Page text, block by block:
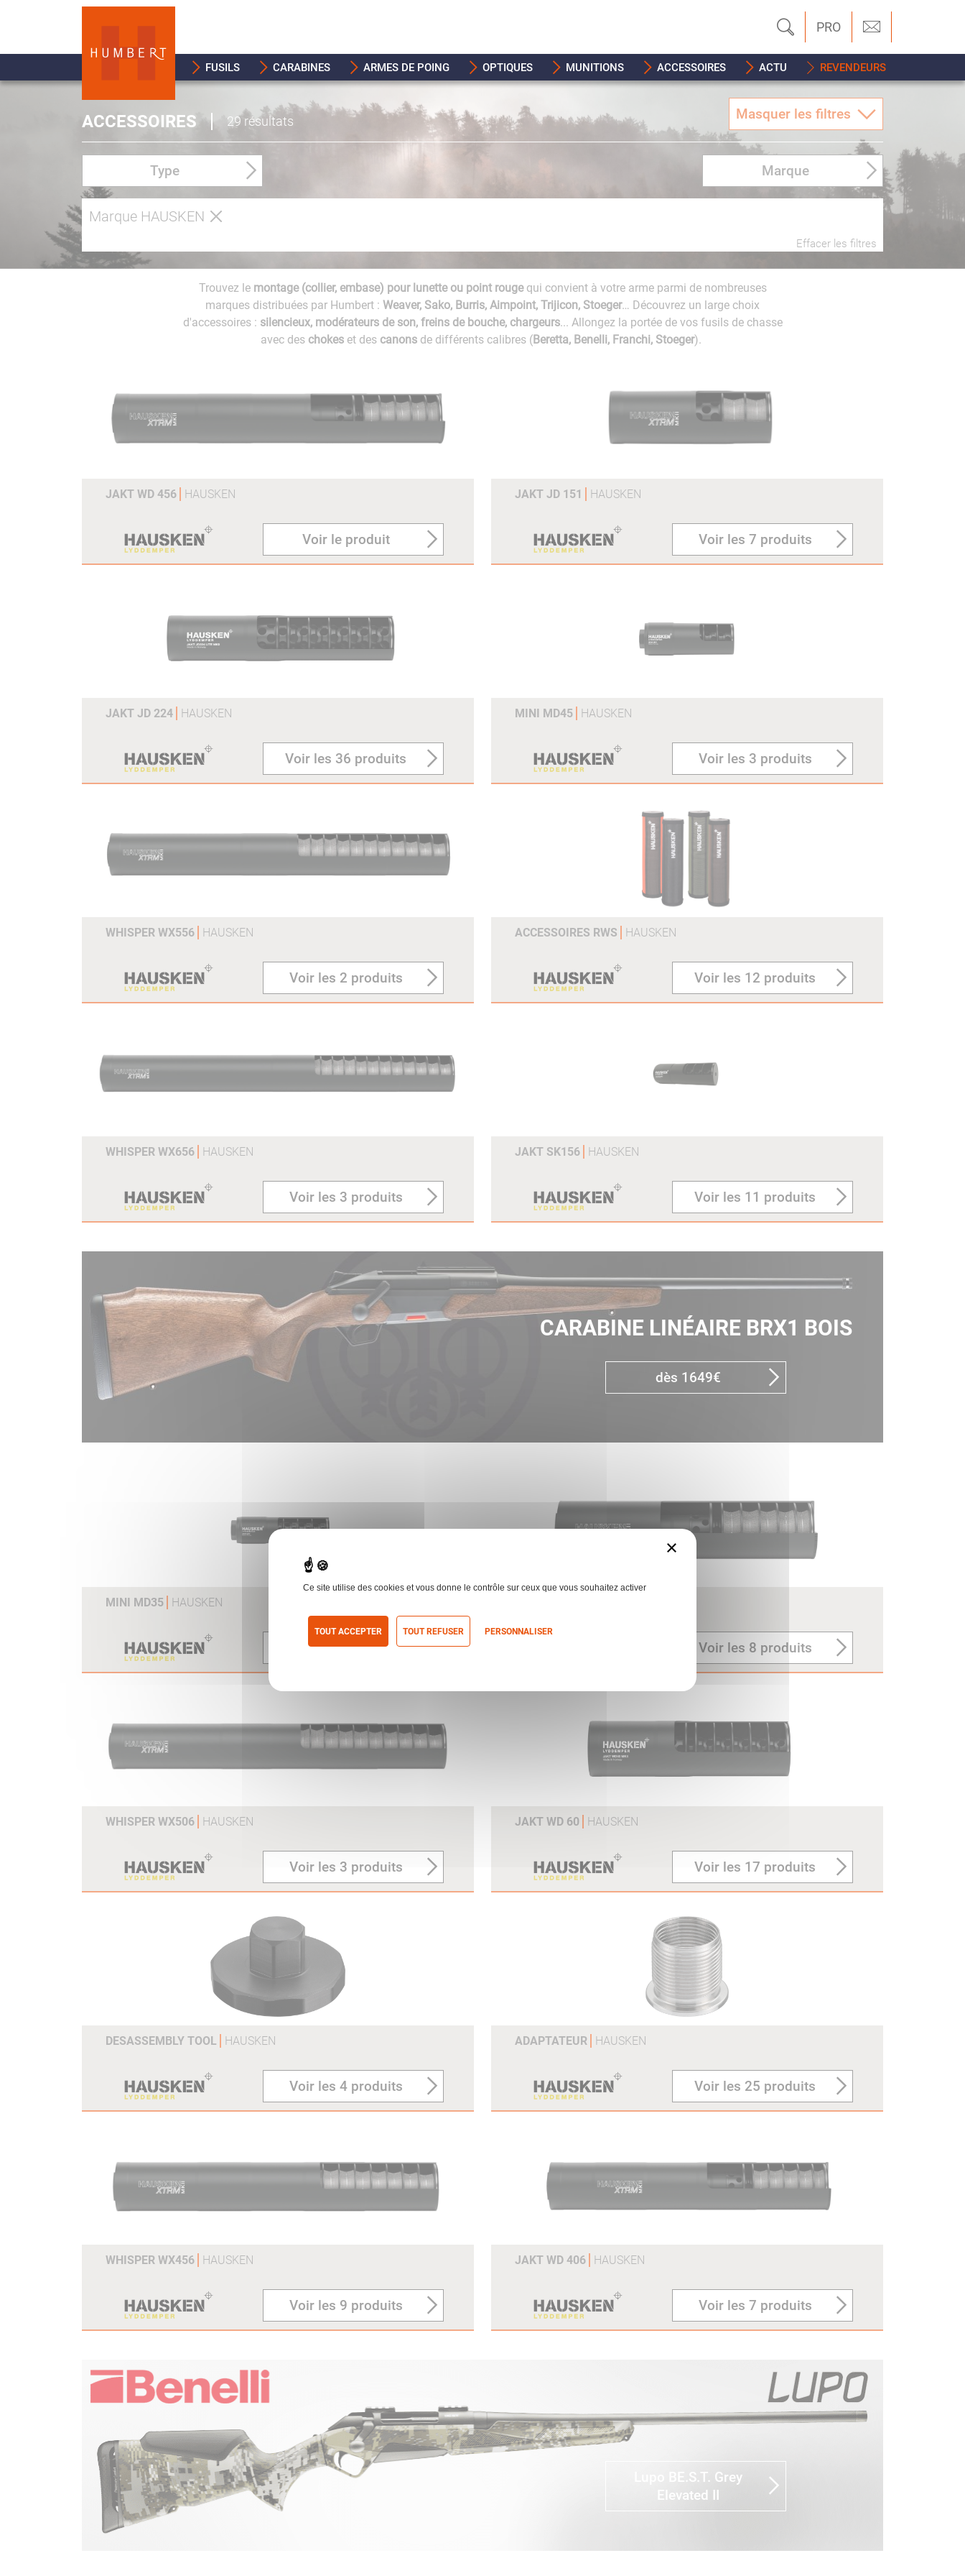
PRO
FUSILS CARABINES ARMES DE POING OPTIQUES MUNITIONS ACCESSOIRES ACTU REVENDEURS
ACCESSOIRES 29 résultats Masquer les filtres
Type Marque
Marque HAUSKEN
Effacer les filtres
Trouvez le montage (collier, embase) pour lunette ou point rougequi convient à votre arme parmi de nombreuses
marques distribuées par Humbert : Weaver, Sako, Burris, Aimpoint, Trijicon, Stoeger… Découvrez un large choix
d'accessoires : silencieux, modérateurs de son, freins de bouche, chargeurs... Allongez la portée de vos fusils de chasse
avec des chokes et des canons de différents calibres (Beretta, Benelli, Franchi, Stoeger).
JAKT WD 456 HAUSKEN
Voir le produit
JAKT JD 151 HAUSKEN
Voir les 7 produits
JAKT JD 224 HAUSKEN
Voir les 36 produits
MINI MD45 HAUSKEN
Voir les 3 produits
WHISPER WX556 HAUSKEN
Voir les 2 produits
ACCESSOIRES RWS HAUSKEN
Voir les 12 produits
WHISPER WX656 HAUSKEN
Voir les 3 produits
JAKT SK156 HAUSKEN
Voir les 11 produits
CARABINE LINÉAIRE BRX1 BOIS
dès 1649€
MINI MD35 HAUSKEN
Voir le produit Voir les 8 produits
WHISPER WX506 HAUSKEN
Voir les 3 produits
JAKT WD 60 HAUSKEN
Voir les 17 produits
DESASSEMBLY TOOL HAUSKEN
Voir les 4 produits
ADAPTATEUR HAUSKEN
Voir les 25 produits
WHISPER WX456 HAUSKEN
Voir les 9 produits
JAKT WD 406 HAUSKEN
Voir les 7 produits
Lupo BE.S.T. Grey
Elevated II
×
Ce site utilise des cookies et vous donne le contrôle sur ceux que vous souhaitez activer
TOUT ACCEPTER TOUT REFUSER PERSONNALISER